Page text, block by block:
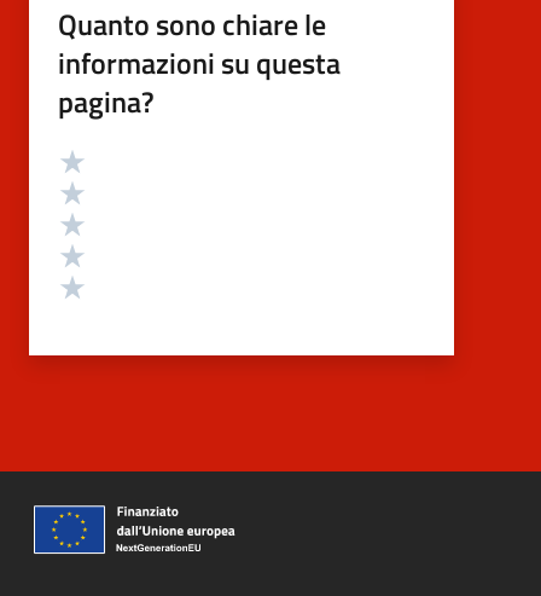
Quanto sono chiare le
informazioni su questa
pagina?
Valutazione